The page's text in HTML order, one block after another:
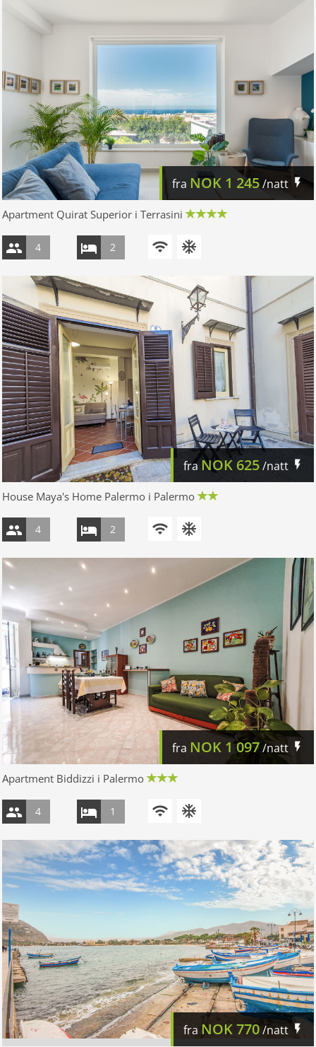
fra NOK 1 245/natt
Apartment Quirat Superior i Terrasini
4 2
fra NOK 625/natt
House Maya's Home Palermo i Palermo
4 2
fra NOK 1 097/natt
Apartment Biddizzi i Palermo
4 1
fra NOK770/natt